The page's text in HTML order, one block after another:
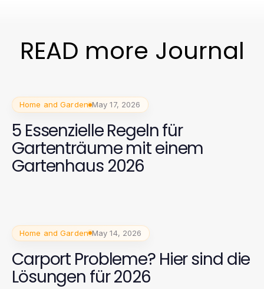
READ more Journal
Home and Garden May 17, 2026
5 Essenzielle Regeln für
Gartenträume mit einem
Gartenhaus 2026
Home and Garden May 14, 2026
Carport Probleme? Hier sind die
Lösungen für 2026